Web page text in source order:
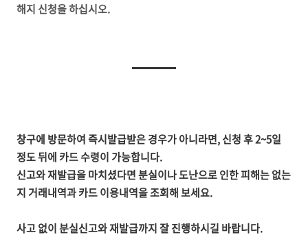
해지 신청을 하십시오.
창구에 방문하여 즉시발급받은 경우가 아니라면, 신청 후 2~5일
정도 뒤에 카드 수령이 가능합니다.
신고와 재발급을 마치셨다면 분실이나 도난으로 인한 피해는 없는
지거래내역과 카드 이용내역을 조회해 보세요.
사고 없이 분실신고와 재발급까지 잘 진행하시길 바랍니다.